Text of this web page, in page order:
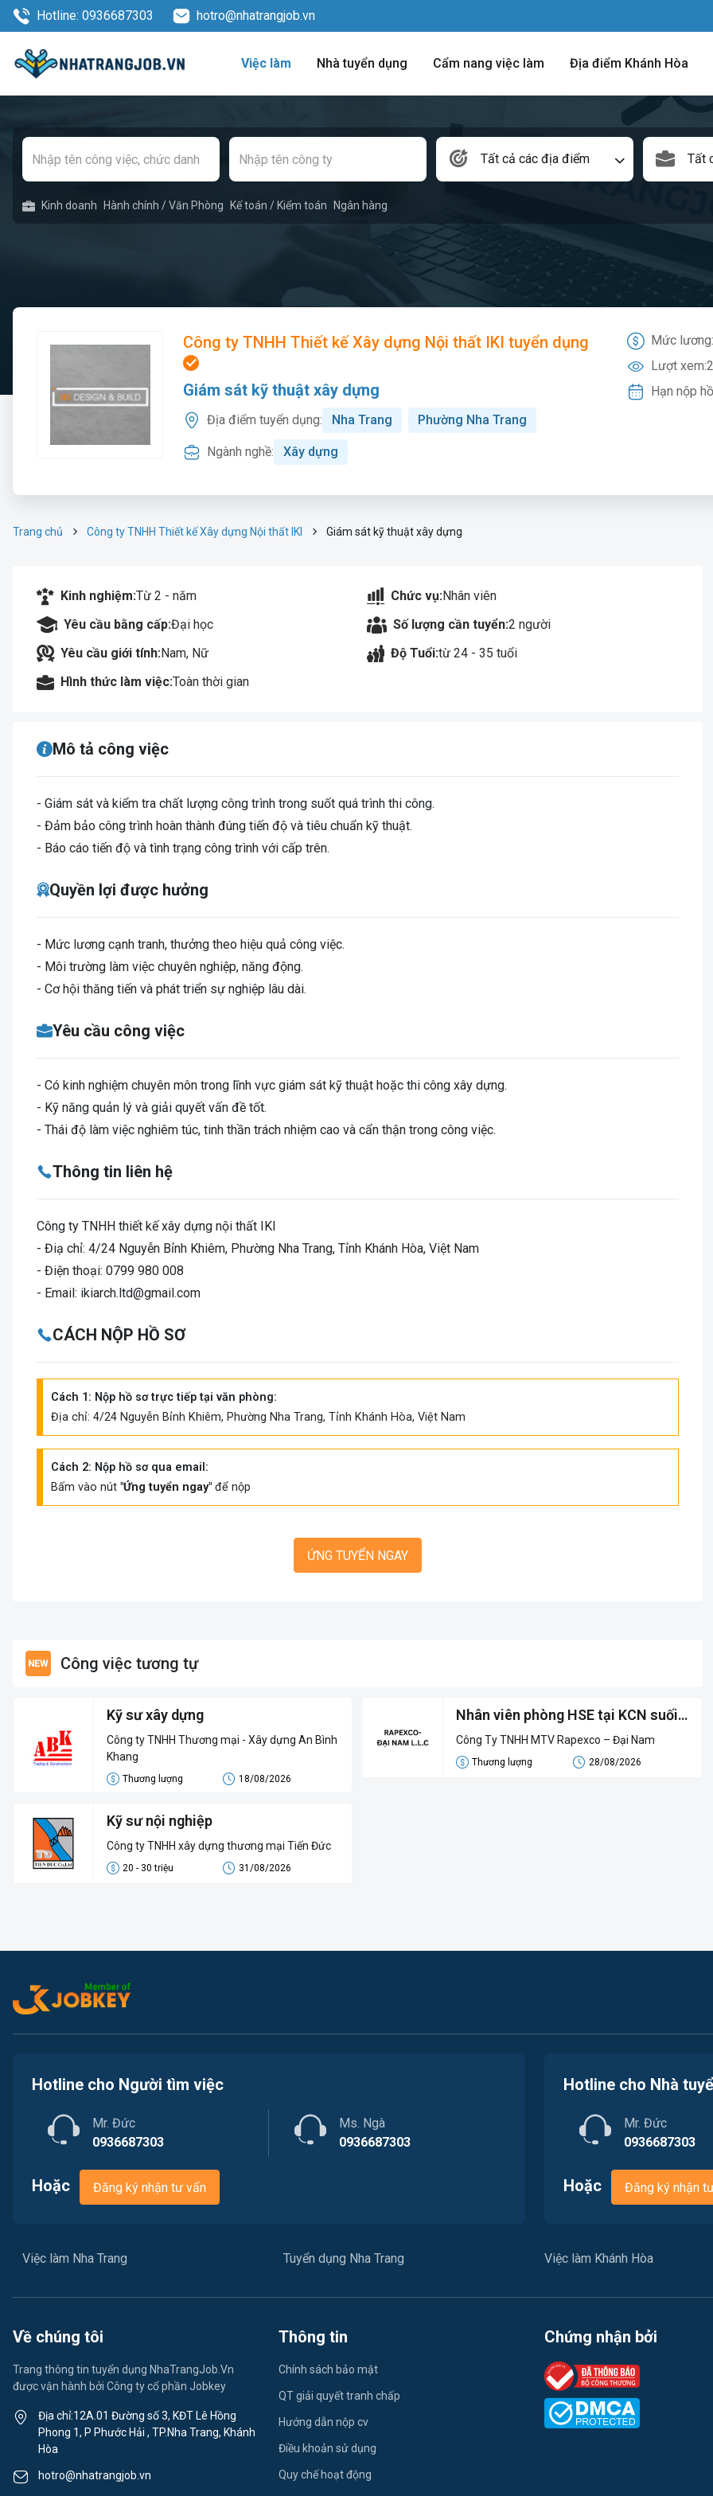
Hotline: 0936687303 hotro@nhatrangjob.vn
Việc làm Nhà tuyển dụng Cẩm nang việc làm Địa điểm Khánh Hòa
Tất cả các địa điểm Tất
Kinh doanh Hành chính / Văn Phòng Kế toán / Kiểm toán Ngân hàng
Công ty TNHH Thiết kế Xây dựng Nội thất IKI tuyển dụng
Giám sát kỹ thuật xây dựng
Địa điểm tuyển dụng: Nha Trang Phường Nha Trang
Ngành nghề: Xây dựng
Mức lương:
Lượt xem:
Hạn nộp
Trang chủ Công ty TNHH Thiết kế Xây dựng Nội thất IKI Giám sát kỹ thuật xây dựng
Kinh nghiệm:Từ 2 - năm Chức vụ:Nhân viên
Yêu cầu bằng cấp:Đại học Số lượng cần tuyển:2 người
Yêu cầu giới tính:Nam, Nữ Độ Tuổi:từ 24 - 35 tuổi
Hình thức làm việc:Toàn thời gian
Mô tả công việc
- Giám sát và kiểm tra chất lượng công trình trong suốt quá trình thi công.
- Đảm bảo công trình hoàn thành đúng tiến độ và tiêu chuẩn kỹ thuật.
- Báo cáo tiến độ và tình trạng công trình với cấp trên.
Quyền lợi được hưởng
- Mức lương cạnh tranh, thưởng theo hiệu quả công việc.
- Môi trường làm việc chuyên nghiệp, năng động.
- Cơ hội thăng tiến và phát triển sự nghiệp lâu dài.
Yêu cầu công việc
- Có kinh nghiệm chuyên môn trong lĩnh vực giám sát kỹ thuật hoặc thi công xây dựng.
- Kỹ năng quản lý và giải quyết vấn đề tốt.
- Thái độ làm việc nghiêm túc, tinh thần trách nhiệm cao và cẩn thận trong công việc.
Thông tin liên hệ
Công ty TNHH thiết kế xây dựng nội thất IKI
- Điạ chỉ: 4/24 Nguyễn Bỉnh Khiêm, Phường Nha Trang, Tỉnh Khánh Hòa, Việt Nam
- Điện thoại: 0799 980 008
- Email: ikiarch.ltd@gmail.com
CÁCH NỘP HỒ SƠ
Cách 1: Nộp hồ sơ trực tiếp tại văn phòng:
Địa chỉ: 4/24 Nguyễn Bỉnh Khiêm, Phường Nha Trang, Tỉnh Khánh Hòa, Việt Nam
Cách 2: Nộp hồ sơ qua email:
Bấm vào nút "Ứng tuyển ngay" để nộp
ỨNG TUYỂN NGAY
Công việc tương tự
Kỹ sư xây dựng
Công ty TNHH Thương mại - Xây dựng An Bình
Khang
Thương lượng 18/08/2026
Nhân viên phòng HSE tại KCN suối
Dầu
Công Ty TNHH MTV Rapexco – Đại Nam
Thương lượng 28/08/2026
Kỹ sư nội nghiệp
Công ty TNHH xây dựng thương mại Tiến Đức
20 - 30 triệu 31/08/2026
Hotline cho Người tìm việc
Mr. Đức
0936687303
Ms. Ngà
0936687303
Hoặc Đăng ký nhận tư vấn
Hotline cho Nhà
Mr. Đức
0936687303
Hoặc Đăng ký nhận
Việc làm Nha Trang Tuyển dụng Nha Trang Việc làm Khánh Hòa
Về chúng tôi
Trang thông tin tuyển dụng NhaTrangJob.Vn
được vận hành bởi Công ty cổ phần Jobkey
Địa chỉ:12A.01 Đường số 3, KĐT Lê Hồng
Phong 1, P Phước Hải , TP.Nha Trang, Khánh
Hòa
hotro@nhatrangjob.vn
Thông tin
Chính sách bảo mật
QT giải quyết tranh chấp
Hướng dẫn nộp cv
Điều khoản sử dụng
Quy chế hoạt động
Chứng nhận bởi